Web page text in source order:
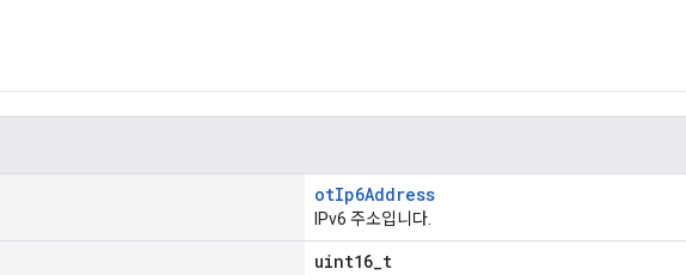
otIp6Address
IPv6 주소입니다.
uint16_t